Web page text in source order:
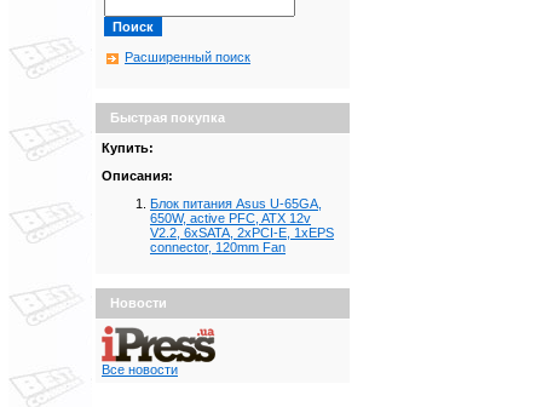
Расширенный поиск
Быстрая покупка
Купить:
Описания:
Блок питания Asus U-65GA,
650W, active PFC, ATX 12v
V2.2, 6xSATA, 2xPCI-E, 1xEPS
connector, 120mm Fan
Новости
Все новости